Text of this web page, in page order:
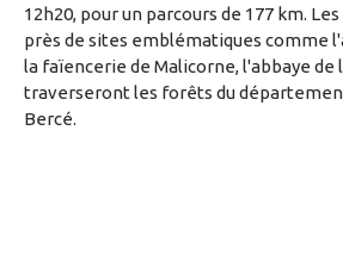
12h20, pour un parcours de 177 km.
près de sites emblématiques comme
la faïencerie de Malicorne, l'abbaye de
traverseront les forêts du
Bercé.